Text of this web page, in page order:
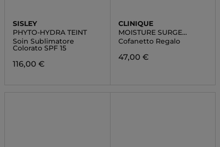
SISLEY
PHYTO-HYDRA TEINT
Soin Sublimatore
Colorato SPF 15
116,00 €
CLINIQUE
MOISTURE SURGE
ROUTINE-SET
Cofanetto Regalo
47,00 €